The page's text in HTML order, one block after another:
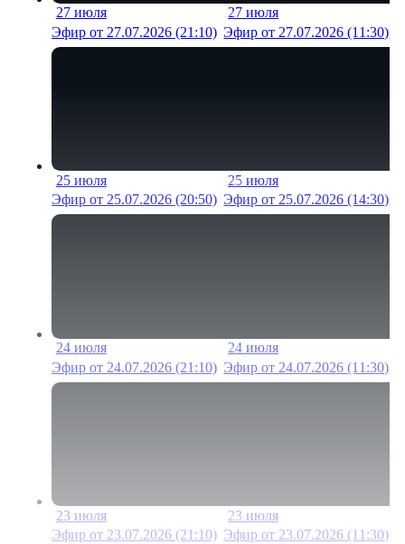
27 июля
18 мин
Эфир от 27.07.2026 (21:10)
27 июля
Эфир от 27.07.2026 (11:30)
25 июля
9 мин
Эфир от 25.07.2026 (20:50)
25 июля
Эфир от 25.07.2026 (14:30)
24 июля
19 мин
Эфир от 24.07.2026 (21:10)
24 июля
Эфир от 24.07.2026 (11:30)
23 июля
19 мин
Эфир от 23.07.2026 (21:10)
23 июля
Эфир от 23.07.2026 (11:30)